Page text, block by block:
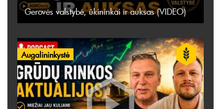
Gerovės valstybė, ūkininkai ir auksas (VIDEO)
Augalininkystė